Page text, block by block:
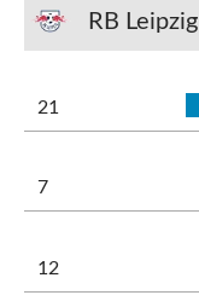
RB Leipzig
21
7
12